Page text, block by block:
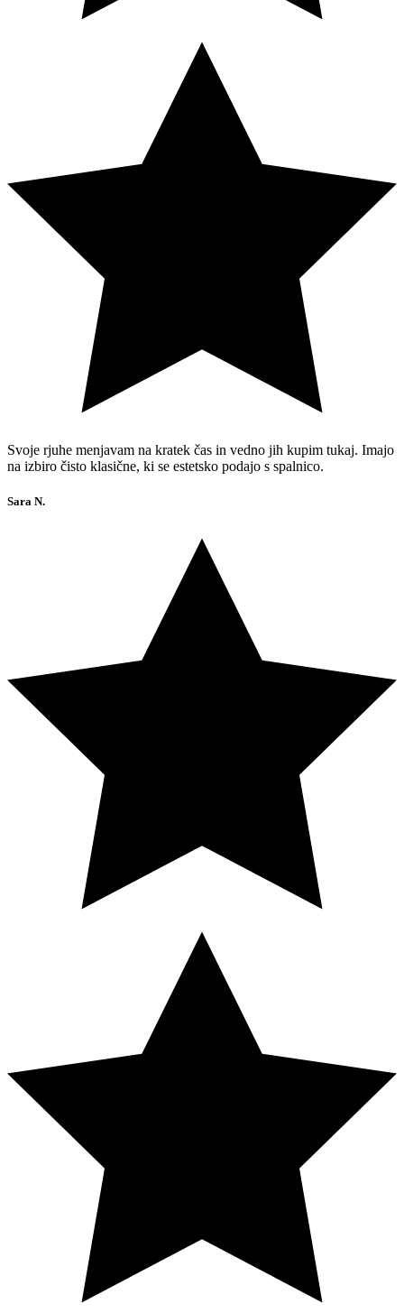
Svoje rjuhe menjavam na kratek čas in vedno jih kupim tukaj. Imajo
na izbiro čisto klasične, ki se estetsko podajo s spalnico.
Sara N.